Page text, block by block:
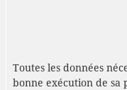
Toutes les données
bonne exécution de sa